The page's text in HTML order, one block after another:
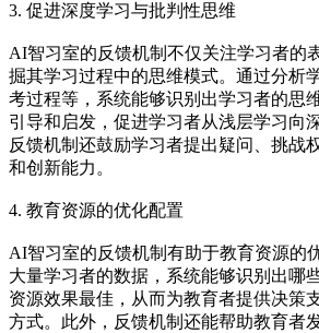
3. 促进深度学习与批判性思维
AI智习室的反馈机制不仅关注学习者的
掘其学习过程中的思维模式。通过分析
考过程等，系统能够识别出学习者的思
引导和启发，促进学习者从浅层学习向
反馈机制还鼓励学习者提出疑问、挑战
和创新能力。
4. 教育资源的优化配置
AI智习室的反馈机制有助于教育资源的
大量学习者的数据，系统能够识别出哪
资源效果最佳，从而为教育者提供决策
方式。此外，反馈机制还能帮助教育者